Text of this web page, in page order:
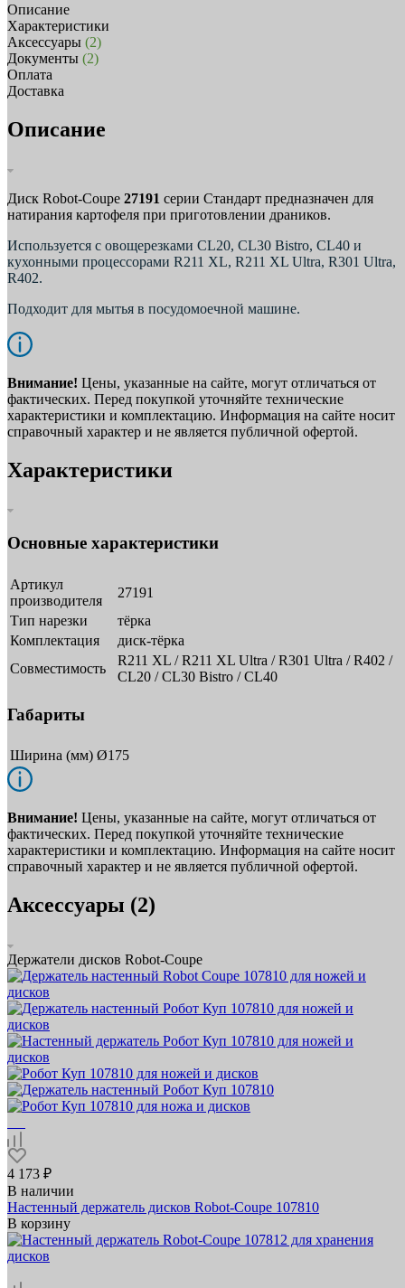
Описание
Характеристики
Аксессуары (2)
Документы (2)
Оплата
Доставка
Описание
Диск Robot-Coupe 27191 серии Стандарт предназначен для
натирания картофеля при приготовлении драников.
Используется с овощерезками CL20, CL30 Bistro, CL40 и
кухонными процессорами R211 XL, R211 XL Ultra, R301 Ultra,
R402.
Подходит для мытья в посудомоечной машине.
Внимание! Цены, указанные на сайте, могут отличаться от
фактических. Перед покупкой уточняйте технические
характеристики и комплектацию. Информация на сайте носит
справочный характер и не является публичной офертой.
Характеристики
Основные характеристики
Артикул
производителя
27191
Тип нарезки
тёрка
Комплектация
диск-тёрка
Совместимость
R211 XL / R211 XL Ultra / R301 Ultra / R402 /
CL20 / CL30 Bistro / CL40
Габариты
Ширина (мм) Ø175
Внимание! Цены, указанные на сайте, могут отличаться от
фактических. Перед покупкой уточняйте технические
характеристики и комплектацию. Информация на сайте носит
справочный характер и не является публичной офертой.
Аксессуары (2)
Держатели дисков Robot-Coupe
4 173 ₽
В наличии
Настенный держатель дисков Robot-Coupe 107810
В корзину